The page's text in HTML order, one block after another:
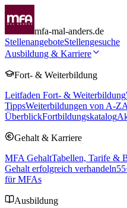
mfa-mal-anders.de
StellenangeboteStellengesuche
Ausbildung & Karriere
Fort- & Weiterbildung
Leitfaden Fort- & Weiterbildung
TippsWeiterbildungen von A-Z
ÜberblickFortbildungskatalog
Gehalt & Karriere
MFA GehaltTabellen, Tarife &
Gehalt erfolgreich verhandeln55
für MFAs
Ausbildung